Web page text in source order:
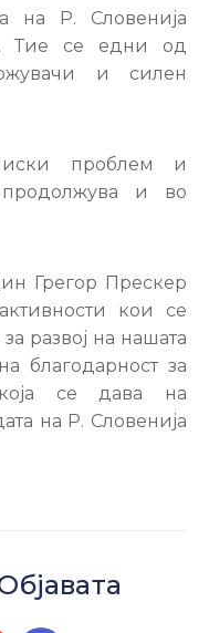
на Р. Словенија
Тие се едни од
и силен
проблем и
продолжува и во
Грегор Прескер
кои се
развој на нашата
благодарност за
се дава на
на Р. Словенија